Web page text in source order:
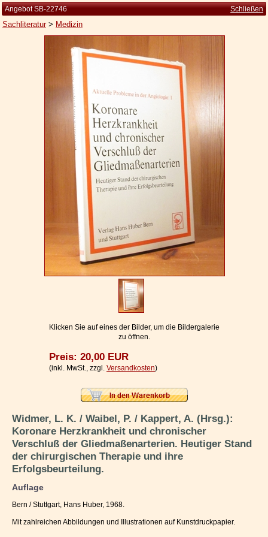
Kleine Kulturgeschichte
Die Brockhaus Auflagen
Die Meyer Auflagen
Geschäftsbedingungen
Datenschutzerklärung
Ihr Warenkorb
Angebot SB-22746 Schließen
Sachliteratur> Medizin
Klicken Sie auf eines der Bilder, um die Bildergalerie
zu öffnen.
Preis: 20,00 EUR
(inkl. MwSt., zzgl. Versandkosten)
Widmer, L. K. / Waibel, P. / Kappert, A. (Hrsg.):
Koronare Herzkrankheit und chronischer
Verschluß der Gliedmaßenarterien. Heutiger Stand
der chirurgischen Therapie und ihre
Erfolgsbeurteilung.
Auflage
Bern / Stuttgart, Hans Huber, 1968.
Mit zahlreichen Abbildungen und Illustrationen auf Kunstdruckpapier.